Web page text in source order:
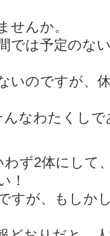
せんか。
では予定のな
いのですが、
なわたくしで
ず2体にして
！
すが、もしか